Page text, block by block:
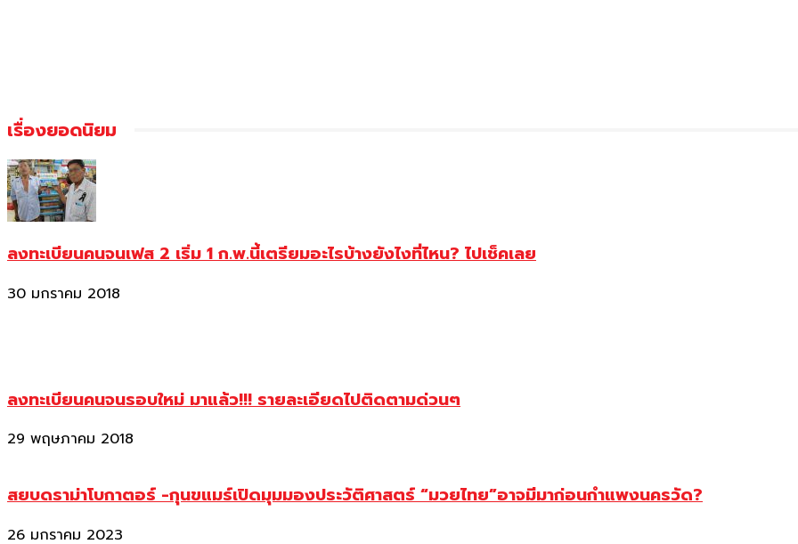
เรื่องยอดนิยม
ลงทะเบียนคนจนเฟส 2 เริ่ม 1 ก.พ.นี้เตรียมอะไรบ้างยังไงที่ไหน? ไปเช็คเลย
30 มกราคม 2018
ลงทะเบียนคนจนรอบใหม่ มาแล้ว!!! รายละเอียดไปติดตามด่วนๆ
29 พฤษภาคม 2018
สยบดราม่าโบกาตอร์ -กุนขแมร์เปิดมุมมองประวัติศาสตร์ “มวยไทย”อาจมีมาก่อนกำแพงนครวัด?
26 มกราคม 2023